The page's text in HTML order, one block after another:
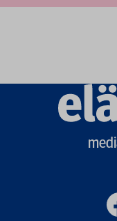
Elämässä
logo